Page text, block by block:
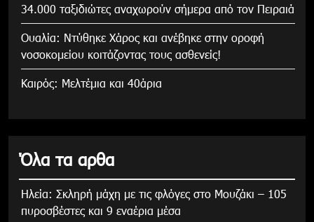
34.000 ταξιδιώτες αναχωρούν σήμερα από τον Πειραιά
Ουαλία: Ντύθηκε Χάρος και ανέβηκε στην οροφή
νοσοκομείου κοιτάζοντας τους ασθενείς!
Καιρός: Μελτέμια και 40άρια
Όλα τα αρθα
Ηλεία: Σκληρή μάχη με τις φλόγες στο Μουζάκι – 105
πυροσβέστες και 9 εναέρια μέσα